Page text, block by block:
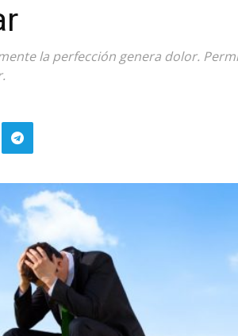
la perfección genera dolor.